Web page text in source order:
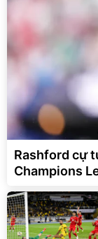
Rashford cự
Champions